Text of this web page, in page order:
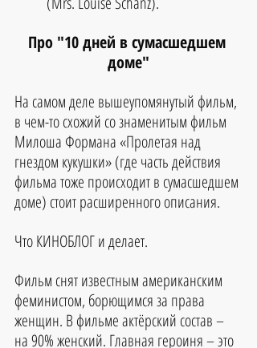
Про "10 дней в сумасшедшем
доме"
На самом деле вышеупомянутый фильм,
в чем-то схожий со знаменитым фильм
Милоша Формана «Пролетая над
гнездом кукушки» (где часть действия
фильма тоже происходит в сумасшедшем
доме) стоит расширенного описания.
Что КИНОБЛОГ и делает.
Фильм снят известным американским
феминистом, борющимся за права
женщин. В фильме актёрский состав –
на 90% женский. Главная героиня – это